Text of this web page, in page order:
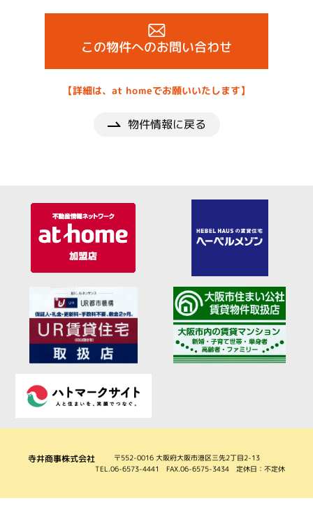
この物件へのお問い合わせ
【詳細は、at homeでお願いいたします】
物件情報に戻る
寺井商事株式会社 〒552-0016 大阪府大阪市港区三先2丁目2-13
TEL.06-6573-4441 FAX.06-6575-3434 定休日：不定休